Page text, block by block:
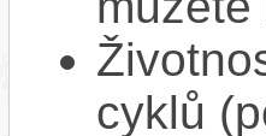
cyklů